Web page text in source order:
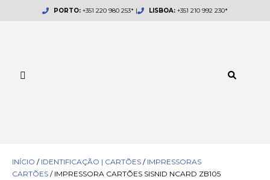
PORTO: +351 220 980 253* | LISBOA:+351 210 992 230*
INÍCIO / IDENTIFICAÇÃO | CARTÕES / IMPRESSORAS
CARTÕES / IMPRESSORA CARTÕES SISNID NCARD ZB105